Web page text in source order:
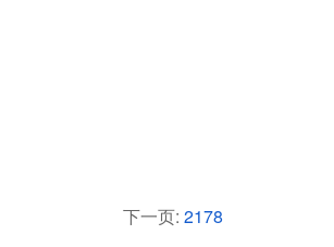
下一页: 2178